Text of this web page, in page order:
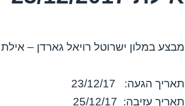
מבצע במלון ישרוטל רויאל גארדן –
תאריך הגעה: 23/12/17
תאריך עזיבה: 25/12/17